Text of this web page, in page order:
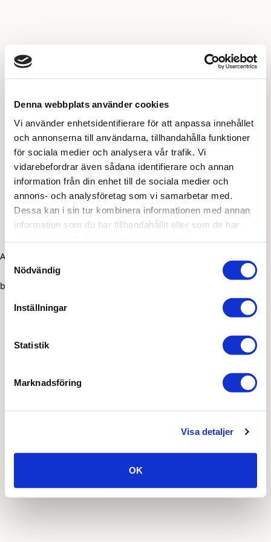
Denna webbplats använder cookies
Vi använder enhetsidentifierare för att anpassa innehållet
och annonserna till användarna, tillhandahålla funktioner
för sociala medier och analysera vår trafik. Vi
vidarebefordrar även sådana identifierare och annan
information från din enhet till de sociala medier och
annons- och analysföretag som vi samarbetar med.
Dessa kan i sin tur kombinera informationen med annan
information som du har tillhandahållit eller som de har
Samtyckesval
Nödvändig
Inställningar
Statistik
Marknadsföring
Visa detaljer
OK
Application error: a client-side exception has occurred (see the
browser console for more information)